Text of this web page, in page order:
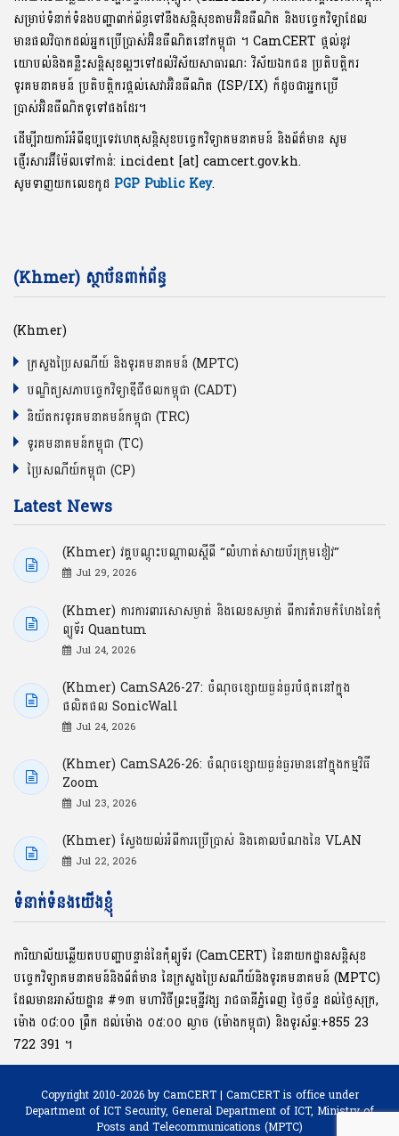
សម្រាប់ទំនាក់ទំនងបញ្ហាពាក់ព័ន្ធទៅនឹងសន្តិសុខតាមអ៊ិនធឺណិត និងបច្ចេកវិទ្យាដែល
មានផលវិបាកដល់អ្នកប្រើប្រាស់អ៊ិនធឺណិតនៅកម្ពុជា ។ CamCERT ផ្តល់នូវ
យោបល់និងគន្លឹះសន្តិសុខល្អៗទៅដល់វិស័យសាធារណៈ វិស័យឯកជន ប្រតិបត្តិករ
ទូរគមនាគមន៍ ប្រតិបត្តិករផ្តល់សេវាអ៊ិនធឺណិត (ISP/IX) ក៏ដូចជាអ្នកប្រើ
ប្រាស់អ៊ិនធឺណិតទូទៅផងដែរ។
ដើម្បីរាយការ៍អំពីឧប្បទេវហេតុសន្តិសុខបច្ចេកវិទ្យាគមនាគមន៍ និងព័ត៌មាន សូម
ផ្ញើរសារអ៊ីម៉ែលទៅកាន់: incident [at] camcert.gov.kh.
សូមទាញយកលេខកូដ PGP Public Key.
(Khmer) ស្ថាប័នពាក់ព័ន្ធ
(Khmer)
ក្រសួងប្រៃសណីយ៍ និងទូរគមនាគមន៍ (MPTC)
បណ្ឌិត្យសភាបច្ចេកវិទ្យាឌីជីថលកម្ពុជា (CADT)
និយ័តករទូរគមនាគមន៍កម្ពុជា (TRC)
ទូរគមនាគមន៍កម្ពុជា (TC)
ប្រៃសណីយ៍កម្ពុជា (CP)
Latest News
(Khmer) វគ្គបណ្ដុះបណ្ដាលស្ដីពី “លំហាត់សាយប័រក្រុមខៀវ”
Jul 29, 2026
(Khmer) ការការពារសោសម្ងាត់ និងលេខសម្ងាត់ ពីការគំរាមកំហែងនៃកុំ
ព្យូទ័រ Quantum
Jul 24, 2026
(Khmer) CamSA26-27: ចំណុចខ្សោយធ្ងន់ធ្ងរបំផុតនៅក្នុង
ផលិតផល SonicWall
Jul 24, 2026
(Khmer) CamSA26-26: ចំណុចខ្សោយធ្ងន់ធ្ងរមាននៅក្នុងកម្មវិធី
Zoom
Jul 23, 2026
(Khmer) ស្វែងយល់អំពីការប្រើប្រាស់ និងគោលបំណងនៃ VLAN
Jul 22, 2026
ទំនាក់ទំនងយើងខ្ញុំ
ការិយាល័យឆ្លើយតបបញ្ហាបន្ទាន់នៃកុំព្យូទ័រ (CamCERT) នៃនាយកដ្ឋានសន្តិសុខ
បច្ចេកវិទ្យាគមនាគមន៍និងព័ត៌មាន នៃក្រសួងប្រៃសណីយ៍និងទូរគមនាគមន៍ (MPTC)
ដែលមានអាស័យដ្ឋាន #១៣ មហាវិថីព្រះមុនី្នវង្ស រាជធានីភ្នំពេញ ថ្ងៃច័ន្ទ ដល់ថ្ងៃសុក្រ,
ម៉ោង ០៨:០០ ​ព្រឹក ដល់ម៉ោង ០៥:០០ ល្ងាច (ម៉ោងកម្ពុជា) និងទូរស័ព្ទ:+855 23
722 391 ។
Copyright 2010-2026 by CamCERT | CamCERT is office under
Department of ICT Security, General Department of ICT, Ministry of
Posts and Telecommunications (MPTC)